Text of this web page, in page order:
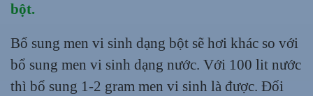
bột.
Bổ sung men vi sinh dạng bột sẽ hơi khác so với
bổ sung men vi sinh dạng nước. Với 100 lit nước
thì bổ sung 1-2 gram men vi sinh là được. Đối